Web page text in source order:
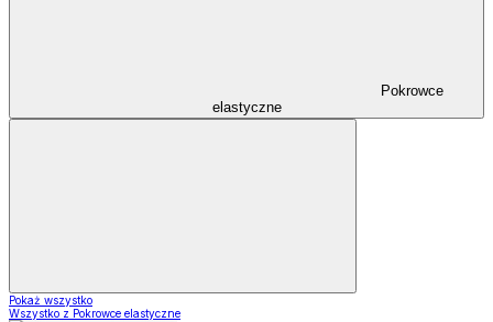
Pokrowce
elastyczne
Pokaż wszystko
Wszystko z Pokrowce elastyczne